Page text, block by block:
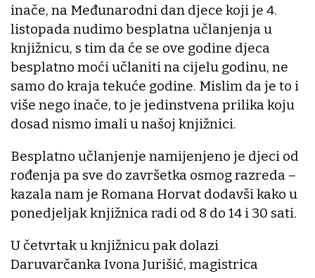
inače, na Međunarodni dan djece koji je 4.
listopada nudimo besplatna učlanjenja u
knjižnicu, s tim da će se ove godine djeca
besplatno moći učlaniti na cijelu godinu, ne
samo do kraja tekuće godine. Mislim da je to i
više nego inače, to je jedinstvena prilika koju
dosad nismo imali u našoj knjižnici.
Besplatno učlanjenje namijenjeno je djeci od
rođenja pa sve do završetka osmog razreda –
kazala nam je Romana Horvat dodavši kako u
ponedjeljak knjižnica radi od 8 do 14 i 30 sati.
U četvrtak u knjižnicu pak dolazi
Daruvarčanka Ivona Jurišić, magistrica